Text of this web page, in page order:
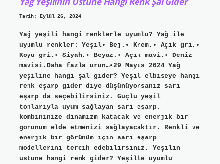
Tarih: Eylül 26, 2024
Yağ yeşili hangi renklerle uyumlu? Yağ ile
uyumlu renkler: Yeşil• Bej.• Krem.• Açık gri.•
Koyu gri.• Siyah.• Beyaz.• Açık mavi.• Deniz
mavisi.Daha fazla ürün…•29 Mayıs 2024 Yağ
yeşiline hangi şal gider? Yeşil elbiseye hangi
renk eşarp gider diye düşünüyorsanız sarı
eşarp da seçebilirsiniz. Güçlü yeşil
tonlarıyla uyum sağlayan sarı eşarp,
kombininize dinamizm katacak ve enerjik bir
görünüm elde etmenizi sağlayacaktır. Renkli ve
enerjik bir görünüm için sarı eşarp
modellerini tercih edebilirsiniz. Yeşilin
üstüne hangi renk gider? Yeşille uyumlu